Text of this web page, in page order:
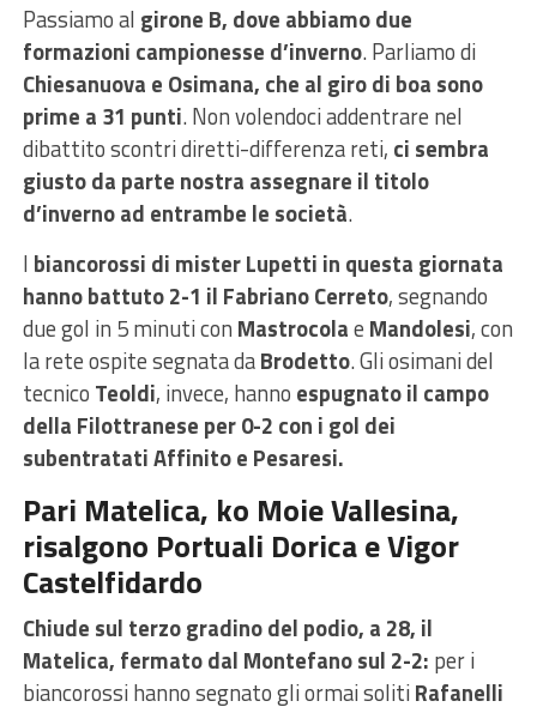
Passiamo al girone B, dove abbiamo due
formazioni campionesse d’inverno. Parliamo di
Chiesanuova e Osimana, che al giro di boa sono
prime a 31 punti. Non volendoci addentrare nel
dibattito scontri diretti-differenza reti, ci sembra
giusto da parte nostra assegnare il titolo
d’inverno ad entrambe le società.
I biancorossi di mister Lupetti in questa giornata
hanno battuto 2-1 il Fabriano Cerreto, segnando
due gol in 5 minuti con Mastrocolae Mandolesi, con
la rete ospite segnata daBrodetto. Gli osimani del
tecnico Teoldi, invece, hanno espugnato il campo
della Filottranese per 0-2 con i gol dei
subentratati Affinito e Pesaresi.
Pari Matelica, ko Moie Vallesina,
risalgono Portuali Dorica e Vigor
Castelfidardo
Chiude sul terzo gradino del podio, a 28, il
Matelica, fermato dal Montefano sul 2-2: per i
biancorossi hanno segnato gli ormai solitiRafanelli